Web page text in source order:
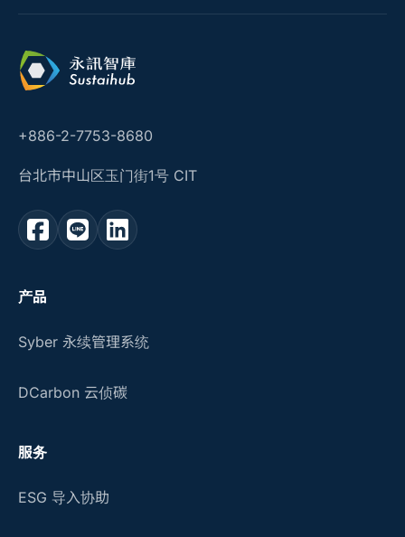
+886-2-7753-8680
台北市中山区玉门街1号 CIT
产品
Syber 永续管理系统
DCarbon 云侦碳
服务
ESG 导入协助